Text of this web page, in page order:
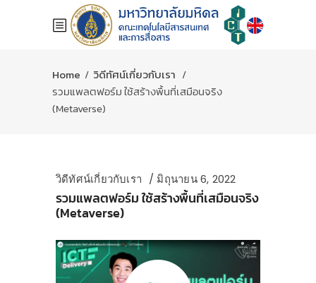
Home / วิดีทัศน์เกี่ยวกับเรา /
รวมแพลตฟอร์ม ใช้สร้างพื้นที่เสมือนจริง
(Metaverse)
วิดีทัศน์เกี่ยวกับเรา มิถุนายน 6, 2022
รวมแพลตฟอร์ม ใช้สร้างพื้นที่เสมือนจริง
(Metaverse)